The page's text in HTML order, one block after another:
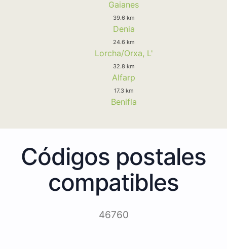
Gaianes
39.6 km
Denia
24.6 km
Lorcha/Orxa, L'
32.8 km
Alfarp
17.3 km
Benifla
Códigos postales
compatibles
46760